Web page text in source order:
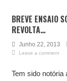
BREVE ENSAIO
REVOLTA…
Junho 22, 2013
Leave a comment
Tem sido notória